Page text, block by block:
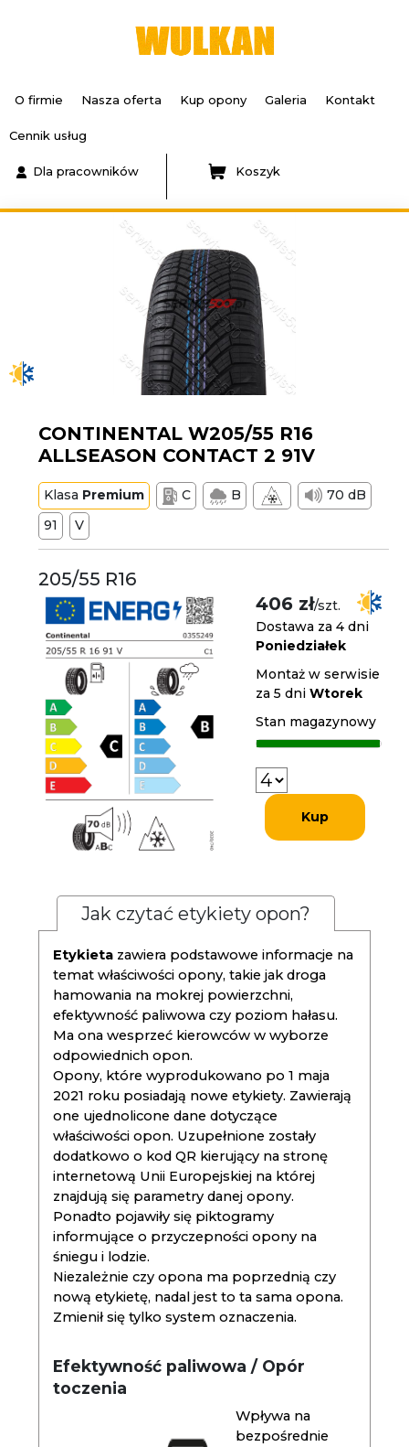
O firmie Nasza oferta Kup opony Galeria Kontakt
Cennik usług
Dla pracowników Koszyk
CONTINENTAL W205/55 R16
ALLSEASON CONTACT 2 91V
Klasa Premium C B
70 dB
91
V
205/55 R16
406 zł/szt.
Dostawa za 4 dni
Poniedziałek
Montaż w serwisie
za 5 dniWtorek
Stan magazynowy
Kup
Jak czytać etykiety opon?
Etykieta zawiera podstawowe informacje na
temat właściwości opony, takie jak droga
hamowania na mokrej powierzchni,
efektywność paliwowa czy poziom hałasu.
Ma ona wesprzeć kierowców w wyborze
odpowiednich opon.
Opony, które wyprodukowano po 1 maja
2021 roku posiadają nowe etykiety. Zawierają
one ujednolicone dane dotyczące
właściwości opon. Uzupełnione zostały
dodatkowo o kod QR kierujący na stronę
internetową Unii Europejskiej na której
znajdują się parametry danej opony.
Ponadto pojawiły się piktogramy
informujące o przyczepności opony na
śniegu i lodzie.
Niezależnie czy opona ma poprzednią czy
nową etykietę, nadal jest to ta sama opona.
Zmienił się tylko system oznaczenia.
Efektywność paliwowa / Opór
toczenia
Wpływa na
bezpośrednie